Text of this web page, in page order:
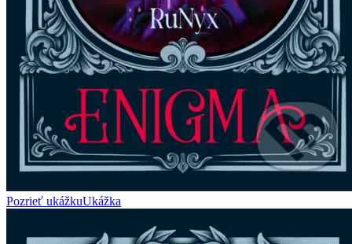
Pozrieť ukážkuUkážka